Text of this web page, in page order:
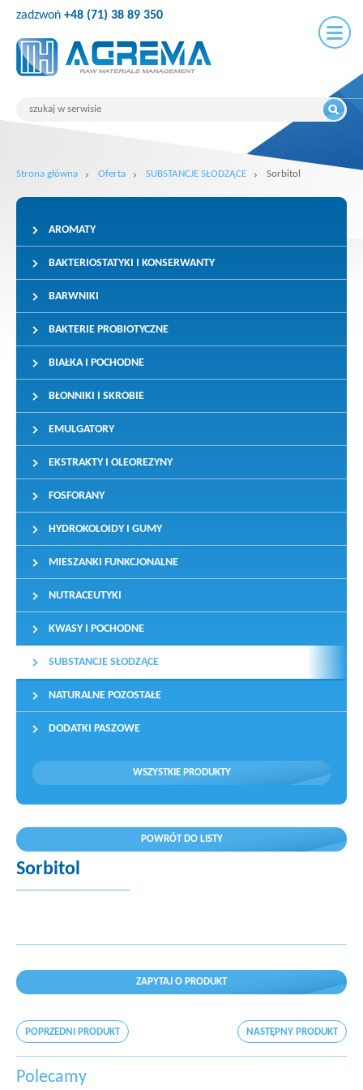
zadzwoń +48 (71) 38 89 350
Strona główna Oferta SUBSTANCJE SŁODZĄCE Sorbitol
AROMATY
BAKTERIOSTATYKI I KONSERWANTY
BARWNIKI
BAKTERIE PROBIOTYCZNE
BIAŁKA I POCHODNE
BŁONNIKI I SKROBIE
EMULGATORY
EKSTRAKTY I OLEOREZYNY
FOSFORANY
HYDROKOLOIDY I GUMY
MIESZANKI FUNKCJONALNE
NUTRACEUTYKI
KWASY I POCHODNE
SUBSTANCJE SŁODZĄCE
NATURALNE POZOSTAŁE
DODATKI PASZOWE
WSZYSTKIE PRODUKTY
POWRÓT DO LISTY
Sorbitol
ZAPYTAJ O PRODUKT
POPRZEDNI PRODUKT NASTĘPNY PRODUKT
Polecamy